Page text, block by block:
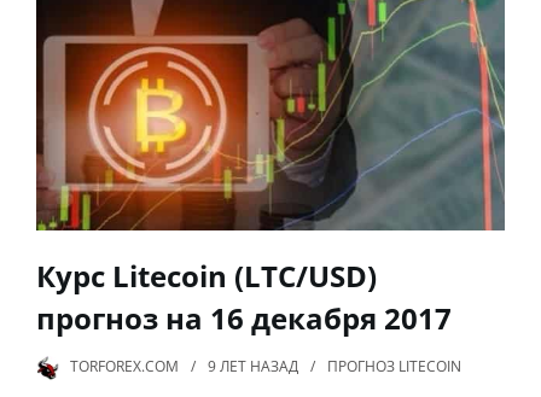
Курс Litecoin (LTC/USD)
прогноз на 16 декабря 2017
TORFOREX.COM 9 ЛЕТ НАЗАД ПРОГНОЗ LITECOIN